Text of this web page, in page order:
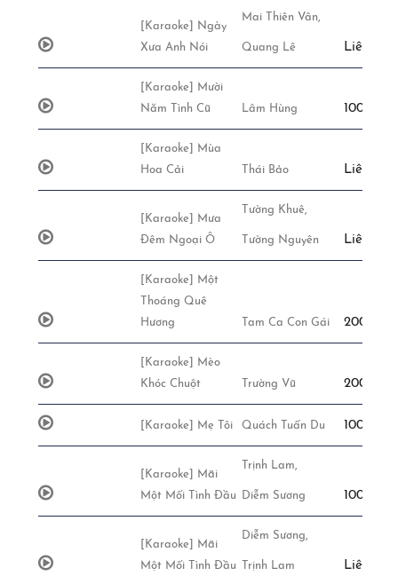
[Karaoke] Ngày
Xưa Anh Nói
Mai Thiên Vân,
Quang Lê Liên Hệ
[Karaoke] Mười
Năm Tình Cũ
Lâm Hùng
[Karaoke] Mùa
Hoa Cải
Thái Bảo Liên Hệ
[Karaoke] Mưa
Đêm Ngoại Ô
Tường Khuê,
Tường Nguyên Liên Hệ
[Karaoke] Một
Thoáng Quê
Hương
Tam Ca Con Gái
[Karaoke] Mèo
Khóc Chuột
Trường Vũ
[Karaoke] Mẹ Tôi Quách Tuấn Du
[Karaoke] Mãi
Một Mối Tình Đầu
Trịnh Lam,
Diễm Sương
[Karaoke] Mãi
Một Mối Tình Đầu
Diễm Sương,
Trịnh Lam Liên Hệ